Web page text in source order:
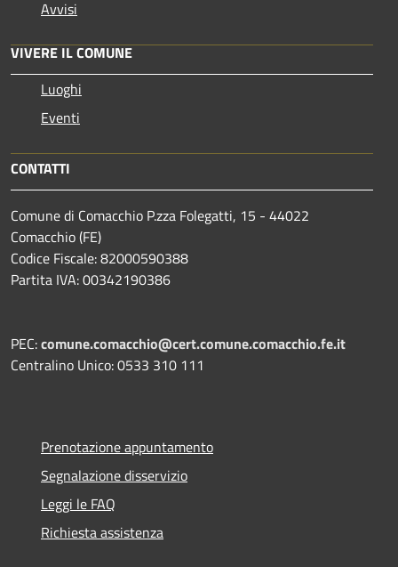
Avvisi
VIVERE IL COMUNE
Luoghi
Eventi
CONTATTI
Comune di Comacchio P.zza Folegatti, 15 - 44022
Comacchio (FE)
Codice Fiscale: 82000590388
Partita IVA: 00342190386
PEC:comune.comacchio@cert.comune.comacchio.fe.it
Centralino Unico: 0533 310 111
Prenotazione appuntamento
Segnalazione disservizio
Leggi le FAQ
Richiesta assistenza